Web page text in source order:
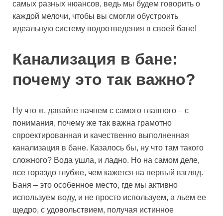
самых разных нюансов, ведь мы будем говорить о
каждой мелочи, чтобы вы смогли обустроить
идеальную систему водоотведения в своей бане!
Канализация в бане:
почему это так важно?
Ну что ж, давайте начнем с самого главного – с
понимания, почему же так важна грамотно
спроектированная и качественно выполненная
канализация в бане. Казалось бы, ну что там такого
сложного? Вода ушла, и ладно. Но на самом деле,
все гораздо глубже, чем кажется на первый взгляд.
Баня – это особенное место, где мы активно
используем воду, и не просто используем, а льем ее
щедро, с удовольствием, получая истинное